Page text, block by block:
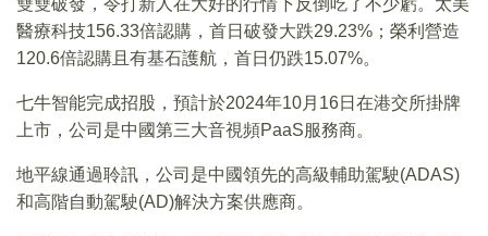
雙雙破發，令打新人在大好的行情下反倒吃了不少虧。太美
醫療科技156.33倍認購，首日破發大跌29.23%；榮利營造
120.6倍認購且有基石護航，首日仍跌15.07%。
七牛智能完成招股，預計於2024年10月16日在港交所掛牌
上市，公司是中國第三大音視頻PaaS服務商。
地平線通過聆訊，公司是中國領先的高級輔助駕駛(ADAS)
和高階自動駕駛(AD)解決方案供應商。